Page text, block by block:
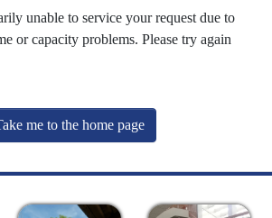
unable to service your request due to
or capacity problems. Please try again
me to the home page